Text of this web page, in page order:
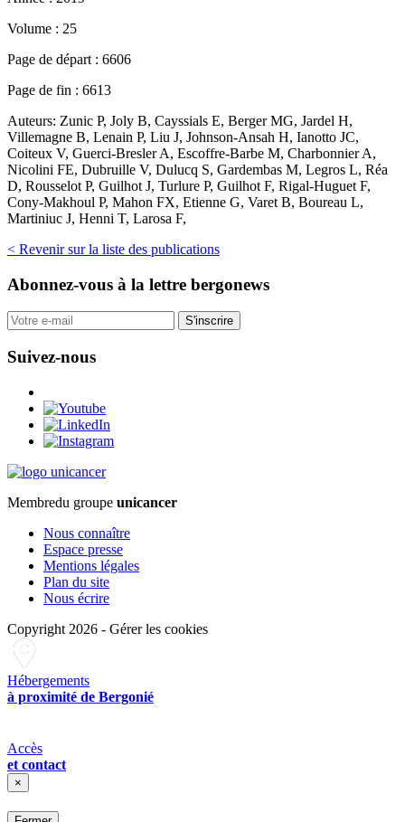
Volume : 25
Page de départ : 6606
Page de fin : 6613
Auteurs: Zunic P, Joly B, Cayssials E, Berger MG, Jardel H,
Villemagne B, Lenain P, Liu J, Johnson-Ansah H, Ianotto JC,
Coiteux V, Guerci-Bresler A, Escoffre-Barbe M, Charbonnier A,
Nicolini FE, Dubruille V, Dulucq S, Gardembas M, Legros L, Réa
D, Rousselot P, Guilhot J, Turlure P, Guilhot F, Rigal-Huguet F,
Cony-Makhoul P, Mahon FX, Etienne G, Varet B, Boureau L,
Martiniuc J, Henni T, Larosa F,
< Revenir sur la liste des publications
Abonnez-vous à la lettre bergonews
S'inscrire
Suivez-nous
Membredu groupe unicancer
Nous connaître
Espace presse
Mentions légales
Plan du site
Nous écrire
Copyright 2026 - Gérer les cookies
Hébergements
à proximité de Bergonié
Accès
et contact
×